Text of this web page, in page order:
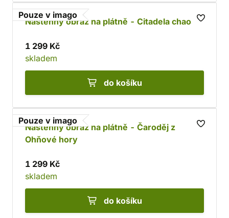
Pouze v imago
Nástěnný obraz na plátně - Citadela chaosu
1 299 Kč
skladem
do košíku
Pouze v imago
Nástěnný obraz na plátně - Čaroděj z
Ohňové hory
1 299 Kč
skladem
do košíku